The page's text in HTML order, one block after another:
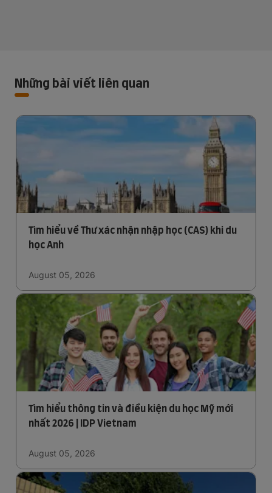
Những bài viết liên quan
Tìm hiểu về Thư xác nhận nhập học (CAS) khi du
học Anh
August 05, 2026
Tìm hiểu thông tin và điều kiện du học Mỹ mới
nhất 2026 | IDP Vietnam
August 05, 2026